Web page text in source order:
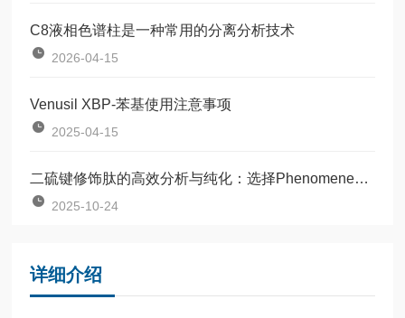
C8液相色谱柱是一种常用的分离分析技术
2026-04-15
Venusil XBP-苯基使用注意事项
2025-04-15
二硫键修饰肽的高效分析与纯化：选择Phenomenex Luna的理由
2025-10-24
详细介绍